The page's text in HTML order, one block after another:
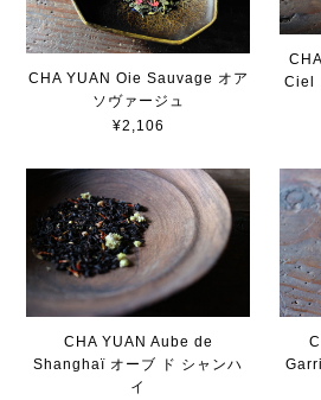
CHA YUAN Oie Sauvage オア
ソヴァージュ
¥2,106
Ciel
CHA YUAN Aube de
Shanghaï オーブ ド シャンハ
イ